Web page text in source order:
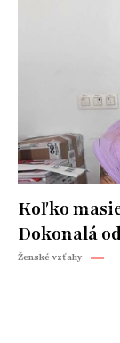
Koľko
Dokonalá
Ženské vzťahy